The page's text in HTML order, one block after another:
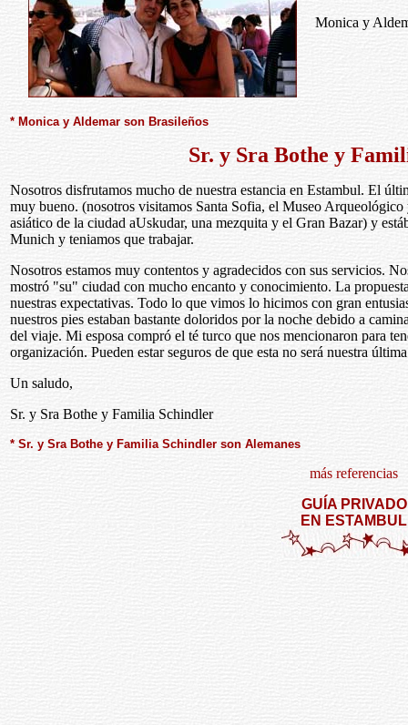
Monica y
* Monica y Aldemar son Brasileños
Sr. y Sra Bothe y
Nosotros disfrutamos mucho de nuestra estancia en Estambul. El
muy bueno. (nosotros visitamos Santa Sofia, el Museo
asiático de la ciudad aUskudar, una mezquita y el Gran Bazar) y
Munich y teniamos que trabajar.
Nosotros estamos muy contentos y agradecidos con sus servicios.
mostró "su" ciudad con mucho encanto y conocimiento. La
nuestras expectativas. Todo lo que vimos lo hicimos con gran
nuestros pies estaban bastante doloridos por la noche debido a
del viaje. Mi esposa compró el té turco que nos mencionaron para
organización. Pueden estar seguros de que esta no será nuestra
Un saludo,
Sr. y Sra Bothe y Familia Schindler
* Sr. y Sra Bothe y Familia Schindler son Alemanes
más referencias
GUÍA PRIVADO
EN ESTAMBUL